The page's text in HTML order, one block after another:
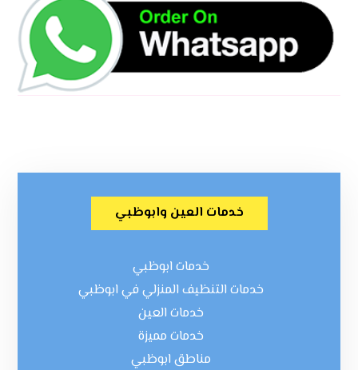
خدمات العين وابوظبي
خدمات ابوظبي
خدمات التنظيف المنزلي في ابوظبي
خدمات العين
خدمات مميزة
مناطق ابوظبي